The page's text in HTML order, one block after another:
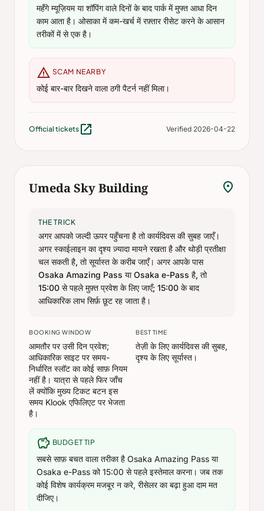
महँगे म्यूज़ियम या शॉपिंग वाले दिनों के बाद पार्क में मुफ्त आधा दिन
काम आता है। ओसाका में कम-खर्च में रफ़्तार रीसेट करने के आसान
तरीकों में से एक है।
warning SCAM NEARBY
कोई बार-बार दिखने वाला ठगी पैटर्न नहीं मिला।
Official tickets open_in_new Verified 2026-04-22
Umeda Sky Building location_on
THE TRICK
अगर आपको जल्दी ऊपर पहुँचना है तो कार्यदिवस की सुबह जाएँ।
अगर स्काईलाइन का दृश्य ज़्यादा मायने रखता है और थोड़ी प्रतीक्षा
चल सकती है, तो सूर्यास्त के करीब जाएँ। अगर आपके पास
Osaka Amazing Pass या Osaka e-Pass है, तो
15:00 से पहले मुफ़्त प्रवेश के लिए जाएँ; 15:00 के बाद
आधिकारिक लाभ सिर्फ़ छूट रह जाता है।
BOOKING WINDOW
आमतौर पर उसी दिन प्रवेश;
आधिकारिक साइट पर समय-
निर्धारित स्लॉट का कोई साफ़ नियम
नहीं है। यात्रा से पहले फिर जाँच
लें क्योंकि मुख्य टिकट बटन इस
समय Klook एफिलिएट पर भेजता
है।
BEST TIME
तेज़ी के लिए कार्यदिवस की सुबह,
दृश्य के लिए सूर्यास्त।
savings BUDGET TIP
सबसे साफ़ बचत वाला तरीका है Osaka Amazing Pass या
Osaka e-Pass को 15:00 से पहले इस्तेमाल करना। जब तक
कोई विशेष कार्यक्रम मजबूर न करे, रीसेलर का बढ़ा हुआ दाम मत
दीजिए।